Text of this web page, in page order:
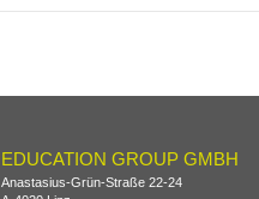
EDUCATION GROUP GMBH
Anastasius-Grün-Straße 22-24